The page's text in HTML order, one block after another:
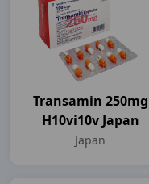
Transamin 250mg
H10vi10v Japan
Japan